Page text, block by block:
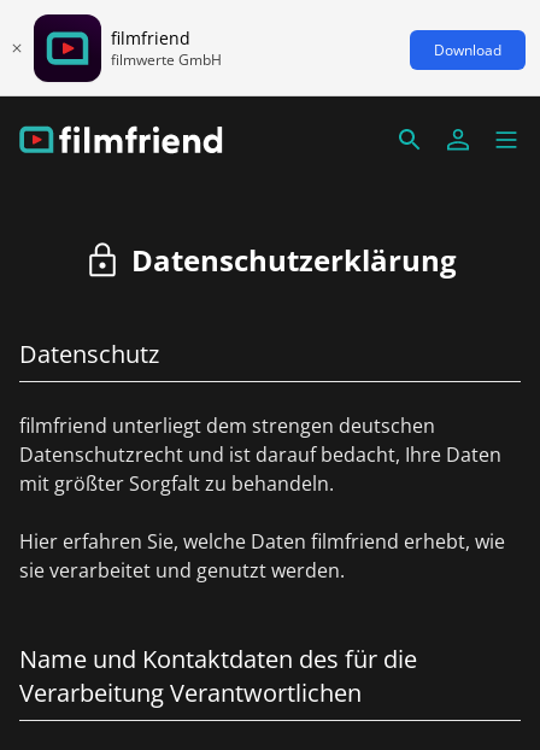
filmfriend
filmwerte GmbH Download
Datenschutzerklärung
Datenschutz
filmfriend unterliegt dem strengen deutschen
Datenschutzrecht und ist darauf bedacht, Ihre Daten
mit größter Sorgfalt zu behandeln.
Hier erfahren Sie, welche Daten filmfriend erhebt, wie
sie verarbeitet und genutzt werden.
Name und Kontaktdaten des für die
Verarbeitung Verantwortlichen